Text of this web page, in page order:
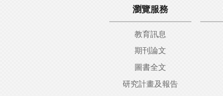
瀏覽服務
教育訊息
期刊論文
圖書全文
研究計畫及報告